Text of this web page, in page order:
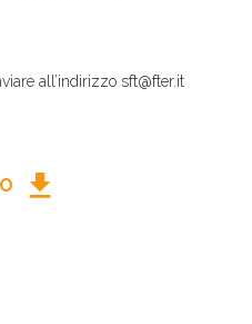
all’indirizzo sft@fter.it
download